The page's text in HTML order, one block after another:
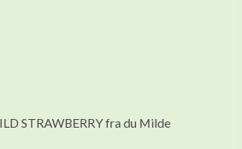
STRAWBERRY fra du Milde